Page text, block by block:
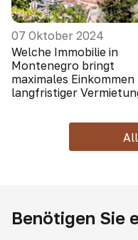
07 Oktober 2024
Welche Immobilie in
Montenegro bringt
maximales Einkommen
langfristiger
Benötigen Sie